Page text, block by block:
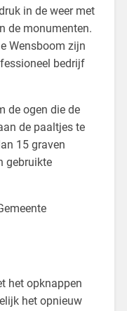
in de weer met
de monumenten.
Wensboom zijn
bedrijf
de ogen die de
de paaltjes te
15 graven
gebruikte
het opknappen
het opnieuw